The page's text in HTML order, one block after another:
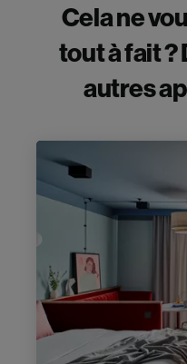
Cela ne
tout à fait ?
autres